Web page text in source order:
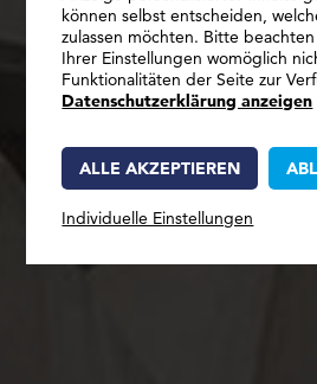
TREPPEN UND
können selbst entscheiden,
zulassen möchten. Bitte beachten
Ihrer Einstellungen womöglich
Funktionalitäten der Seite zur
Datenschutzerklärung anzeigen
ALLE AKZEPTIEREN
Individuelle Einstellungen